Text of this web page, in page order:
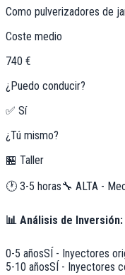
Como pulverizadores de
Coste medio
740 €
¿Puedo conducir?
✅ Sí
¿Tú mismo?
🏪 Taller
🕐 3-5 horas🔧 ALTA -
📊 Análisis de
0-5 añosSÍ - Inyectores
5-10 añosSÍ - Inyectores